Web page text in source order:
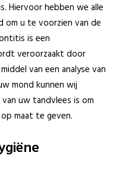
Hiervoor hebben we alle
om u te voorzien van de
is een
veroorzaakt door
van een analyse van
mond kunnen wij
uw tandvlees is om
maat te geven.